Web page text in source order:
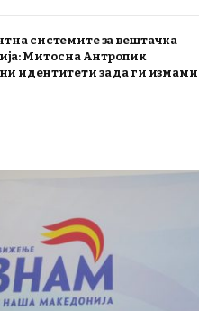
на системите за вештачка
Митос на Антропик
идентитети за да ги измами